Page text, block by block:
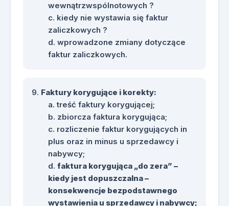
wewnątrzwspólnotowych ?
kiedy nie wystawia się faktur
zaliczkowych ?
wprowadzone zmiany dotyczące
faktur zaliczkowych.
Faktury korygujące i korekty:
treść faktury korygującej;
zbiorcza faktura korygująca;
rozliczenie faktur korygujących in
plus oraz in minus u sprzedawcy i
nabywcy;
faktura korygująca „do zera” –
kiedy jest dopuszczalna –
konsekwencje bezpodstawnego
wystawienia u sprzedawcy i nabywcy;